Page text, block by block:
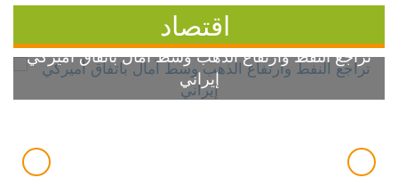
اقتصاد
تراجع النفط وارتفاع الذهب وسط آمال باتفاق أميركي
إيراني